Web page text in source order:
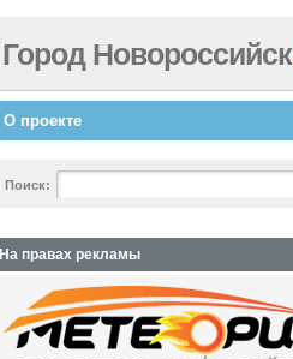
Город
О проекте
Поиск:
На правах рекламы